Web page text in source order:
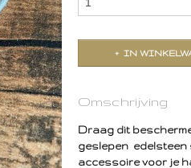
IN
Omschrijving
Draag dit
geslepen edelsteen
accessoire voor je